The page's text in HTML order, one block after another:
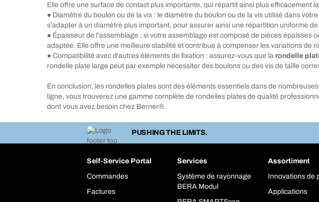
Elle offre une surface de contact plus importante, qui répartit ainsi plus efficacement
● Diamètre du boulon ou de la vis : le diamètre du boulon ou de la vis utilisé dans
s'adapter à un diamètre plus important, pour assurer ainsi une répartition uniforme
● Épaisseur de l'assemblage : si votre assemblage est composé de pièces
adaptée. Elle offre une meilleure stabilité et contribue à compenser les variations de
● Compatibilité avec d'autres éléments de fixation : assurez-vous que la rondelle
rondelle plate large peut par exemple nécessiter des boulons ou des vis de taille
En conclusion, les rondelles plates sont des éléments essentiels dans de
ligne, vous trouverez une gamme complète de rondelles plates de qualité
dont vous avez besoin chez Berner®.
PUSHING THE LIMITS.
Self-Service Portal
Commandes
Factures
Services
Système de rayonnage
BERA Modul
Assortiment
Innovations de
Applications